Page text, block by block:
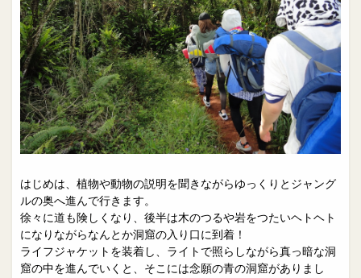
はじめは、植物や動物の説明を聞きながらゆっくりとジャング
ルの奥へ進んで行きます。
徐々に道も険しくなり、後半は木のつるや岩をつたいヘトヘト
になりながらなんとか洞窟の入り口に到着！
ライフジャケットを装着し、ライトで照らしながら真っ暗な洞
窟の中を進んでいくと、そこには念願の青の洞窟がありまし